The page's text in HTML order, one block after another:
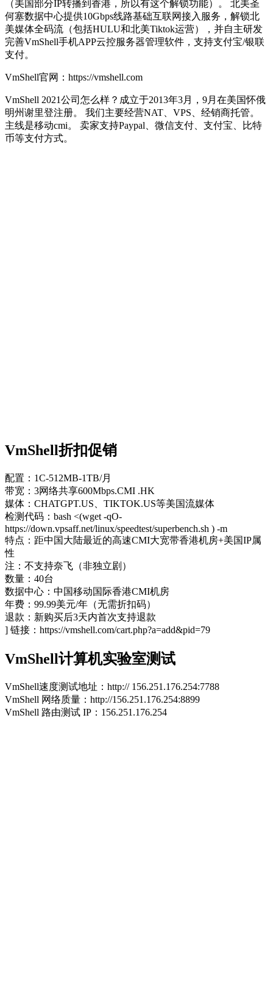
（美国部分IP转播到香港，所以有这个解锁功能）。 北美圣
何塞数据中心提供10Gbps线路基础互联网接入服务，解锁北
美媒体全码流（包括HULU和北美Tiktok运营），并自主研发
完善VmShell手机APP云控服务器管理软件，支持支付宝/银联
支付。
VmShell官网：https://vmshell.com
VmShell 2021公司怎么样？成立于2013年3月，9月在美国怀俄
明州谢里登注册。 我们主要经营NAT、VPS、经销商托管。
主线是移动cmi。 卖家支持Paypal、微信支付、支付宝、比特
币等支付方式。
VmShell折扣促销
配置：1C-512MB-1TB/月
带宽：3网络共享600Mbps.CMI .HK
媒体：CHATGPT.US、TIKTOK.US等美国流媒体
检测代码：bash <(wget -qO-
https://down.vpsaff.net/linux/speedtest/superbench.sh ) -m
特点：距中国大陆最近的高速CMI大宽带香港机房+美国IP属
性
注：不支持奈飞（非独立剧）
数量：40台
数据中心：中国移动国际香港CMI机房
年费：99.99美元/年（无需折扣码）
退款：新购买后3天内首次支持退款
] 链接：https://vmshell.com/cart.php?a=add&pid=79
VmShell计算机实验室测试
VmShell速度测试地址：http:// 156.251.176.254:7788
VmShell 网络质量：http://156.251.176.254:8899
VmShell 路由测试 IP：156.251.176.254